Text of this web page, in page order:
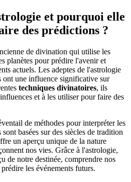
et pourquoi elle
des prédictions ?
de divination qui utilise les
planètes pour prédire l'avenir et
actuels. Les adeptes de l'astrologie
ont une influence significative sur
techniques divinatoires, ils
et à les utiliser pour faire des
de méthodes pour interpréter les
basées sur des siècles de tradition
un aperçu unique de la nature
nos vies. Grâce à l'astrologie,
de notre destinée, comprendre nos
les événements futurs.